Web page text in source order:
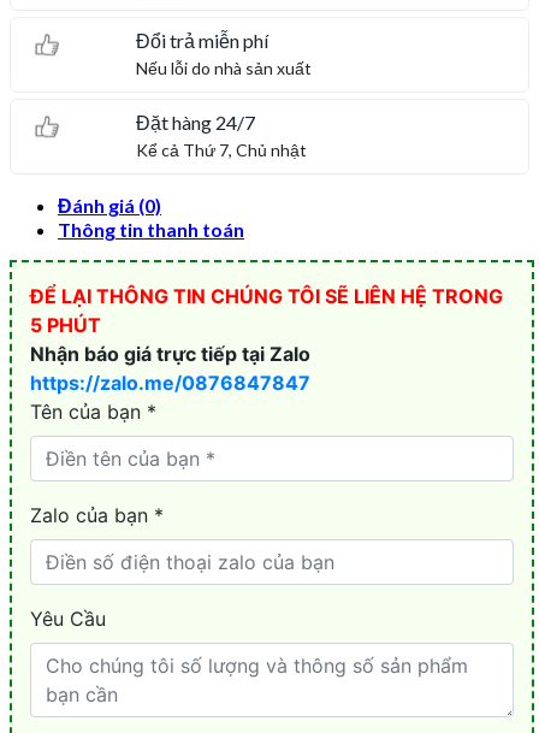
Đổi trả miễn phí
Nếu lỗi do nhà sản xuất
Đặt hàng 24/7
Kể cả Thứ 7, Chủ nhật
Đánh giá (0)
Thông tin thanh toán